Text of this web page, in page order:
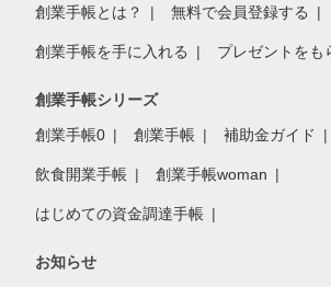
創業手帳とは？ 無料で会員登録する
創業手帳を手に入れる プレゼントをも
創業手帳シリーズ
創業手帳0 創業手帳 補助金ガイド
飲食開業手帳 創業手帳woman
はじめての資金調達手帳
お知らせ